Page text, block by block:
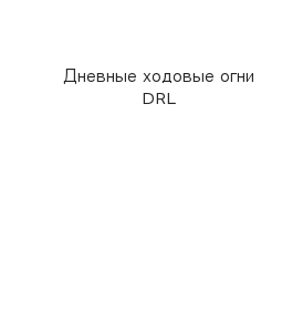
Дневные ходовые огни
DRL